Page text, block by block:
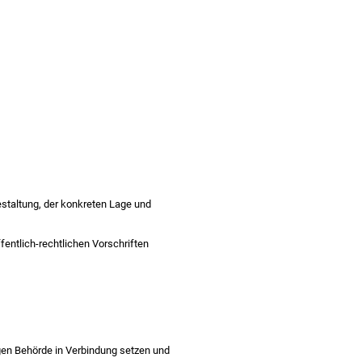
der konkreten Lage und
rechtlichen Vorschriften
Behörde in Verbindung setzen und